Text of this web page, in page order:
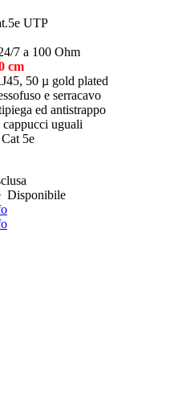
UTP
7 a 100 Ohm
cm
50 µ gold plated
e serracavo
ed antistrappo
uguali
5e
Disponibile